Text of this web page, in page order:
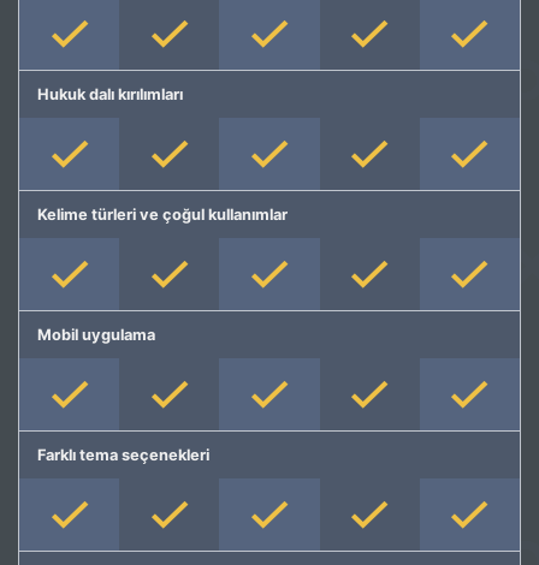
Hukuk dalı kırılımları
Kelime türleri ve çoğul kullanımlar
Mobil uygulama
Farklı tema seçenekleri